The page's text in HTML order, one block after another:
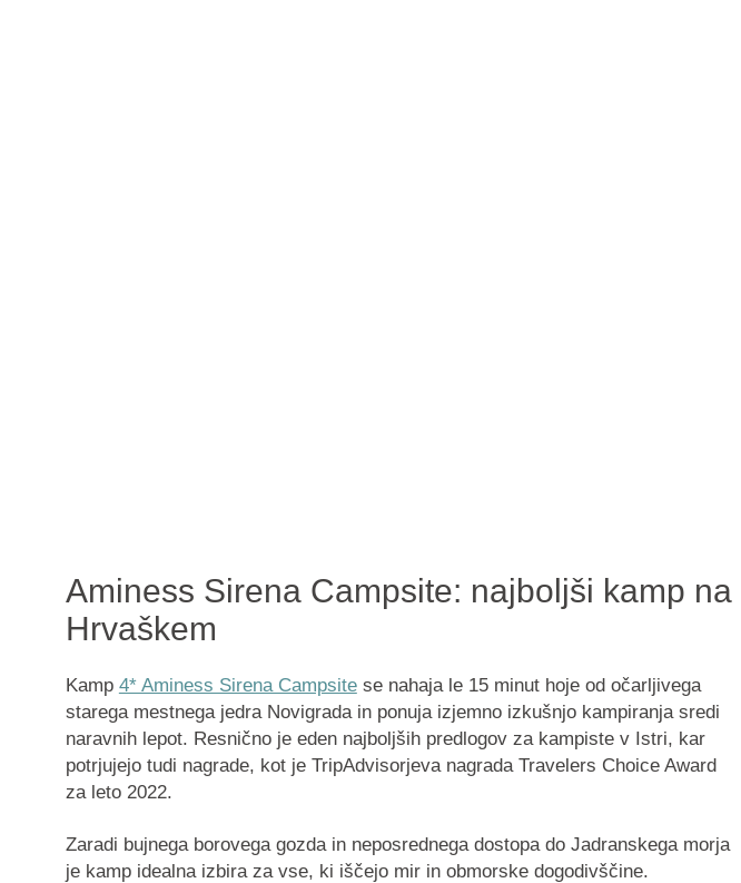
Aminess Sirena Campsite: najboljši kamp na
Hrvaškem
Kamp 4* Aminess Sirena Campsitese nahaja le 15 minut hoje od očarljivega
starega mestnega jedra Novigrada in ponuja izjemno izkušnjo kampiranja sredi
naravnih lepot. Resnično je eden najboljših predlogov za kampiste v Istri, kar
potrjujejo tudi nagrade, kot je TripAdvisorjeva nagrada Travelers Choice Award
za leto 2022.
Zaradi bujnega borovega gozda in neposrednega dostopa do Jadranskega morja
je kamp idealna izbira za vse, ki iščejo mir in obmorske dogodivščine.